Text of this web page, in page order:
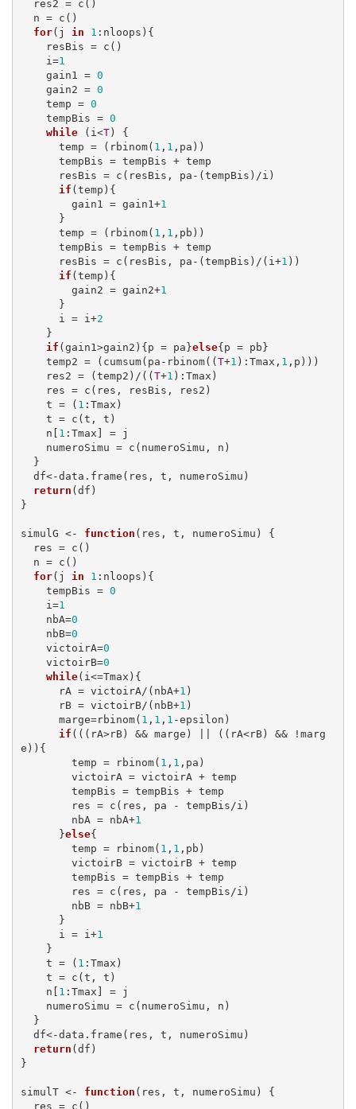
for(j in 1 :nloops){
    i=
1
    gain1 =
0
    gain2 =
0
    temp =
0
    tempBis =
0
while (i<T) {
      temp = (rbinom(
1 , 1 ,pa))
if (temp){
        gain1 = gain1+
1
      temp = (rbinom(
1 , 1 ,pb))
      resBis = c(resBis, pa-(tempBis)/(i+
1 ))
if (temp){
        gain2 = gain2+
1
      i = i+
2
if (gain1>gain2){p = pa}else{p = pb}
    temp2 = (cumsum(pa-rbinom((
T+1 ):Tmax, 1 ,p)))
    res2 = (temp2)/((
T+1 ):Tmax)
    t = (
1 :Tmax)
    n[
1 :Tmax] = j
return (df)
}
simulG <- function (res, t, numeroSimu) {
for(j in 1 :nloops){
    tempBis =
0
    i=
1
    nbA=
0
    nbB=
0
    victoirA=
0
    victoirB=
0
while(i<=Tmax){
      rA = victoirA/(nbA+
1 )
      rB = victoirB/(nbB+
1 )
      marge=rbinom(
1 , 1 , 1 -epsilon)
if (((rA>rB) && marge) || ((rA<rB) && !marg
e)){
        temp = rbinom(
1 , 1 ,pa)
        nbA = nbA+
1
      }
else{
        temp = rbinom(
1 , 1 ,pb)
        nbB = nbB+
1
      i = i+
1
    t = (
1 :Tmax)
    n[
1 :Tmax] = j
return (df)
}
simulT <- function (res, t, numeroSimu) {